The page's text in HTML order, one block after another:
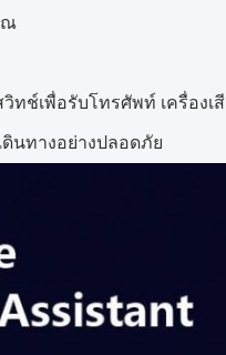
ณ
ช์เพื่อรับโทรศัพท์ เครื่องเ
นทางอย่างปลอดภัย